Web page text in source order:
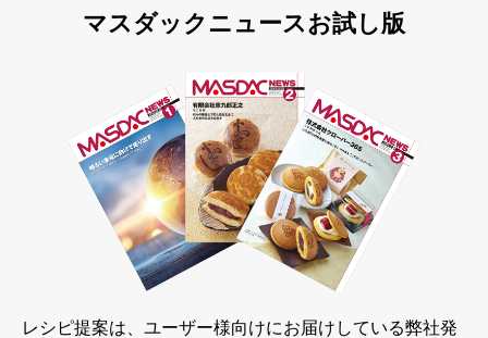
マスダックニュースお試し版
レシピ提案は、ユーザー様向けにお届けしている弊社発